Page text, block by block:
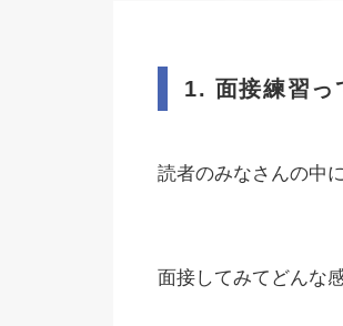
1. 面接練習っ
読者のみなさんの中
面接してみてどんな